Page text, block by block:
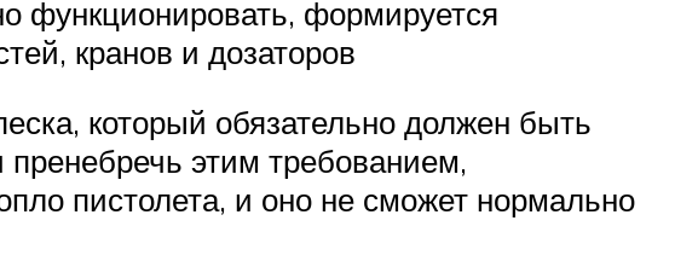
функционировать, формируется
кранов и дозаторов
который обязательно должен быть
этим требованием,
пистолета, и оно не сможет нормально